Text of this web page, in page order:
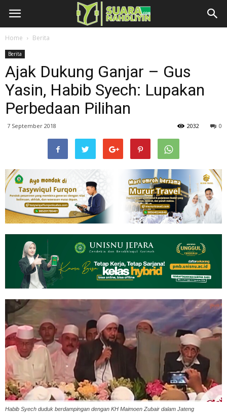
Home Berita
Berita
Ajak Dukung Ganjar – Gus
Yasin, Habib Syech: Lupakan
Perbedaan Pilihan
7 September 2018 0
2032
Habib Syech duduk berdampingan dengan KH Maimoen Zubair dalam Jateng